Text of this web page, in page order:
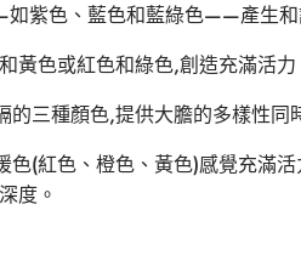
紫色、藍色和藍綠色——產生和
黃色或紅色和綠色,創造充滿活
的三種顏色,提供大膽的多樣性同
色(紅色、橙色、黃色)感覺充滿
度。